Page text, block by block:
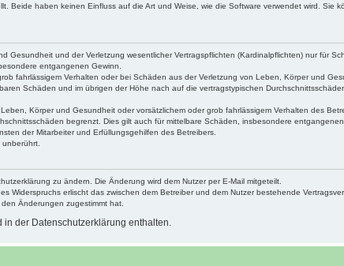
Beide haben keinen Einfluss auf die Art und Weise, wie die Software verwendet wird. Sie
Gesundheit und der Verletzung wesentlicher Vertragspflichten (Kardinalpflichten) nur für
entgangenen Gewinn.
fahrlässigem Verhalten oder bei Schäden aus der Verletzung von Leben, Körper und
Schäden und im übrigen der Höhe nach auf die vertragstypischen
Körper und Gesundheit oder vorsätzlichem oder grob fahrlässigem Verhalten des
begrenzt. Dies gilt auch für mittelbare Schäden, insbesondere entgangenen
der Mitarbeiter und Erfüllungsgehilfen des Betreibers.
zu ändern. Die Änderung wird dem Nutzer per E-Mail mitgeteilt.
Widerspruchs erlischt das zwischen dem Betreiber und dem Nutzer bestehende
Änderungen zugestimmt hat.
in der Datenschutzerklärung enthalten.